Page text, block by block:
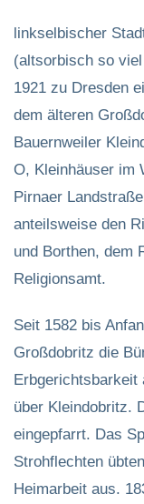
linkselbischer
(altsorbisch so
1921 zu Dresden
dem älteren
Bauernweiler
O, Kleinhäuser im
Pirnaer
anteilsweise den
und Borthen, dem
Religionsamt.
Seit 1582 bis
Großdobritz die
Erbgerichtsbarkeit
über Kleindobritz.
eingepfarrt. Das
Strohflechten
Heimarbeit aus.